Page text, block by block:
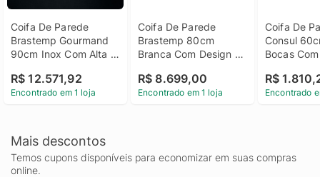
Coifa De Parede
Brastemp Gourmand
90cm Inox Com Alta
110V
R$ 12.571,92
Encontrado em 1 loja
Coifa De Parede
Brastemp 80cm
Branca Com Design
- Gav80ab 220V
R$ 8.699,00
Encontrado em 1 loja
Coifa De
Consul
Bocas
Lavar
220V
R$
Encontrado
Mais descontos
Temos cupons disponíveis para economizar em suas compras
online.